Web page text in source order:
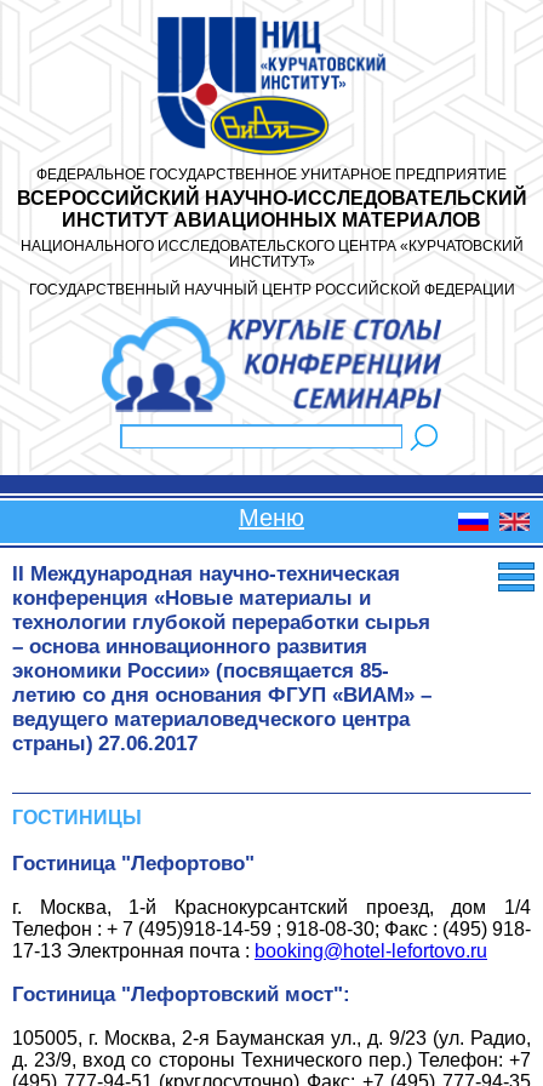
ФЕДЕРАЛЬНОЕ ГОСУДАРСТВЕННОЕ УНИТАРНОЕ ПРЕДПРИЯТИЕ
ВСЕРОССИЙСКИЙ НАУЧНО-ИССЛЕДОВАТЕЛЬСКИЙ
ИНСТИТУТ АВИАЦИОННЫХ МАТЕРИАЛОВ
НАЦИОНАЛЬНОГО ИССЛЕДОВАТЕЛЬСКОГО ЦЕНТРА «КУРЧАТОВСКИЙ
ИНСТИТУТ»
ГОСУДАРСТВЕННЫЙ НАУЧНЫЙ ЦЕНТР РОССИЙСКОЙ ФЕДЕРАЦИИ
Форма поиска
Меню
II Международная научно-техническая
конференция «Новые материалы и
технологии глубокой переработки сырья
– основа инновационного развития
экономики России» (посвящается 85-
летию со дня основания ФГУП «ВИАМ» –
ведущего материаловедческого центра
страны) 27.06.2017
ГОСТИНИЦЫ
Гостиница "Лефортово"
г. Москва, 1-й Краснокурсантский проезд, дом 1/4
Телефон : + 7 (495)918-14-59 ; 918-08-30; Факс : (495) 918-
17-13 Электронная почта : booking@hotel-lefortovo.ru
Гостиница "Лефортовский мост":
105005, г. Москва, 2-я Бауманская ул., д. 9/23 (ул. Радио,
д. 23/9, вход со стороны Технического пер.) Телефон: +7